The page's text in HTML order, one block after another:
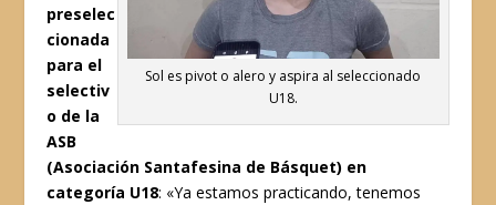
Sol es pivot o alero y aspira al seleccionado
U18.
preselec
cionada
para el
selectiv
o de la
ASB
(Asociación Santafesina de Básquet) en
categoría U18: «Ya estamos practicando, tenemos